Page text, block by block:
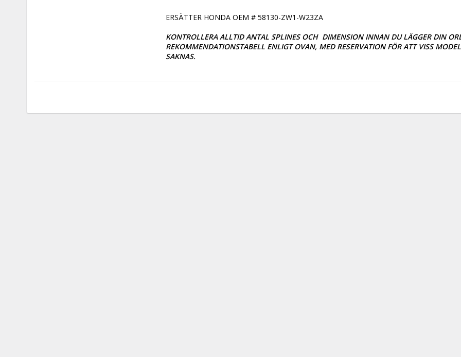
ERSÄTTER HONDA OEM # 58130-ZW1-W23ZA
KONTROLLERA ALLTID ANTAL SPLINES OCH  DIMENSION INNAN DU LÄGGER DIN
REKOMMENDATIONSTABELL ENLIGT OVAN, MED RESERVATION FÖR ATT VISS
SAKNAS.